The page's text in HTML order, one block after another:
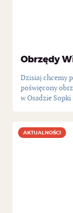
Obrzędy
Dzisiaj chcemy
poświęcony
w Osadzie
AKTUALNOŚCI
AKTUALNOŚCI